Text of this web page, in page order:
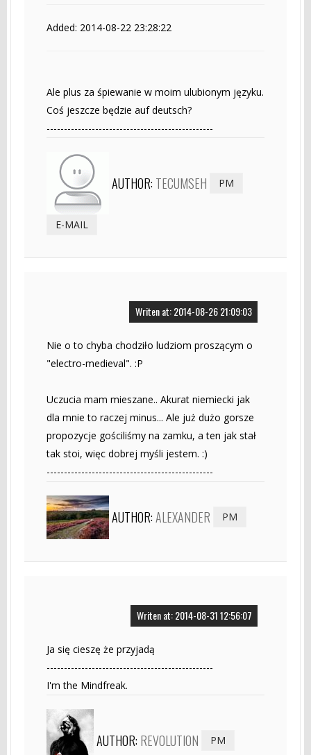
Added: 2014-08-22 23:28:22
Ale plus za śpiewanie w moim ulubionym języku.
Coś jeszcze będzie auf deutsch?
------------------------------------------------
AUTHOR: TECUMSEH PM
E-MAIL
Writen at: 2014-08-26 21:09:03
Nie o to chyba chodziło ludziom proszącym o
"electro-medieval". :P
Uczucia mam mieszane.. Akurat niemiecki jak
dla mnie to raczej minus... Ale już dużo gorsze
propozycje gościliśmy na zamku, a ten jak stał
tak stoi, więc dobrej myśli jestem. :)
------------------------------------------------
AUTHOR:ALEXANDER PM
Writen at: 2014-08-31 12:56:07
Ja się cieszę że przyjadą
------------------------------------------------
I'm the Mindfreak.
AUTHOR: REVOLUTION PM